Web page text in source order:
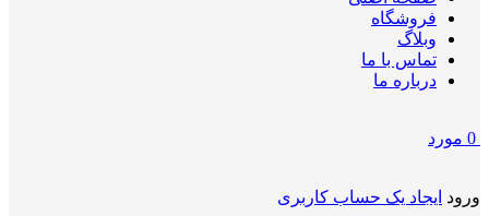
فروشگاه
وبلاگ
تماس با ما
درباره ما
0 مورد
ورود ایجاد یک حساب کاربری